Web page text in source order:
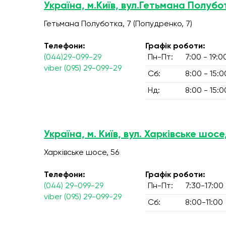
Україна, м.Київ, вул.Гетьмана
Гетьмана Полуботка, 7 (Попудренко, 7)
Телефони:
(044)29-099-29
viber (095) 29-099-29
Графік роботи:
Пн-Пт:
7:00 -
Сб: 8:00 -
Нд: 8:00 -
Україна, м. Київ, вул. Харківське
Харківське шосе, 56
Телефони:
(044) 29-099-29
viber (095) 29-099-29
Графік роботи:
Пн-Пт:
7:30-17:00
Сб: 8:00-11:00